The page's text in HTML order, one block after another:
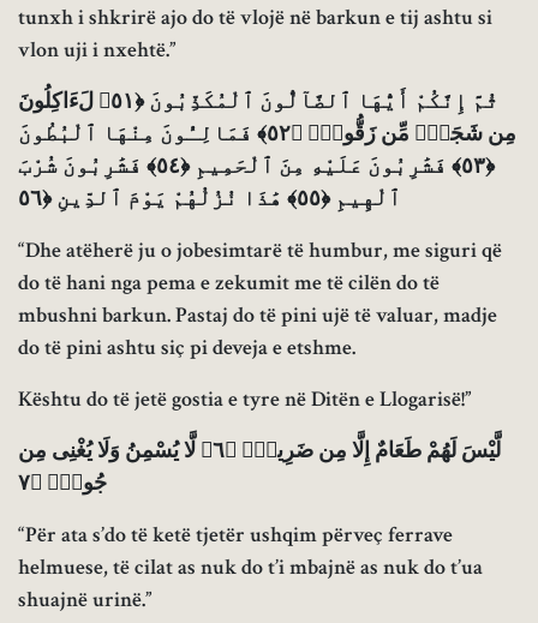
tunxh i shkrirë ajo do të vlojë në barkun e tij ashtu si
vlon uji i nxehtë.”
ثُمَّ إِنَّكُمْ أَيُّهَا ٱلضَّآلُّونَ ٱلْمُكَذِّبُونَ ﴿٥١﴾ لَءَاكِلُونَ
مِن شَجَرٍۢ مِّن زَقُّومٍۢ ﴿٥٢﴾ فَمَالِـُٔونَ مِنْهَا ٱلْبُطُونَ
﴿٥٣﴾ فَشَٰرِبُونَ عَلَيْهِ مِنَ ٱلْحَمِيمِ ﴿٥٤﴾ فَشَٰرِبُونَ شُرْبَ
ٱلْهِيمِ ﴿٥٥﴾ هَٰذَا نُزُلُهُمْ يَوْمَ ٱلدِّينِ ﴿٥٦
“Dhe atëherë ju o jobesimtarë të humbur, me siguri që
do të hani nga pema e zekumit me të cilën do të
mbushni barkun. Pastaj do të pini ujë të valuar, madje
do të pini ashtu siç pi deveja e etshme.
Kështu do të jetë gostia e tyre në Ditën e Llogarisë!”
لَّيْسَ لَهُمْ طَعَامٌ إِلَّا مِن ضَرِيعٍۢ ﴿٦﴾ لَّا يُسْمِنُ وَلَا يُغْنِى مِن
جُوعٍۢ ﴿٧
“Për ata s’do të ketë tjetër ushqim përveç ferrave
helmuese, të cilat as nuk do t’i mbajnë as nuk do t’ua
shuajnë urinë.”